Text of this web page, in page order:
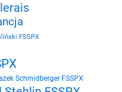
FSSPX
Schmidberger FSSPX